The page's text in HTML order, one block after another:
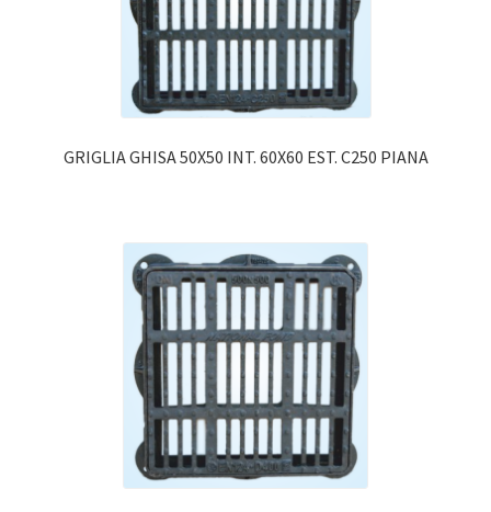
GRIGLIA GHISA 50X50 INT. 60X60 EST. C250 PIANA